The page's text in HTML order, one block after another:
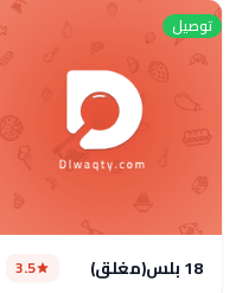
توصيل
18 بلس(مغلق) 3.5